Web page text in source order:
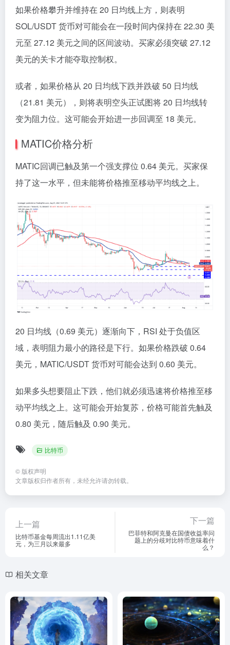
如果价格攀升并维持在 20 日均线上方，则表明
SOL/USDT 货币对可能会在一段时间内保持在 22.30 美
元至 27.12 美元之间的区间波动。买家必须突破 27.12
美元的关卡才能夺取控制权。
或者，如果价格从 20 日均线下跌并跌破 50 日均线
（21.81 美元），则将表明空头正试图将 20 日均线转
变为阻力位。这可能会开始进一步回调至 18 美元。
MATIC价格分析
MATIC回调已触及第一个强支撑位 0.64 美元。买家保
持了这一水平，但未能将价格推至移动平均线之上。
20 日均线（0.69 美元）逐渐向下，RSI 处于负值区
域，表明阻力最小的路径是下行。如果价格跌破 0.64
美元，MATIC/USDT 货币对可能会达到 0.60 美元。
如果多头想要阻止下跌，他们就必须迅速将价格推至移
动平均线之上。这可能会开始复苏，价格可能首先触及
0.80 美元，随后触及 0.90 美元。
比特币
© 版权声明
文章版权归作者所有，未经允许请勿转载。
上一篇
比特币基金每周流出1.11亿美
元，为三月以来最多
下一篇
巴菲特和阿克曼在国债收益率问
题上的分歧对比特币意味着什
么？
相关文章